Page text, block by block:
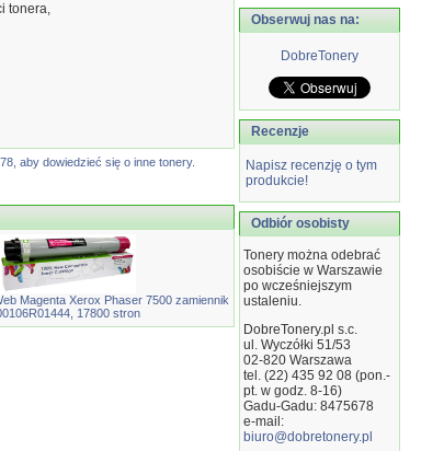
tonera,
aby dowiedzieć się o inne tonery.
Magenta Xerox Phaser 7500 zamiennik
17800 stron
Obserwuj nas na:
DobreTonery
Recenzje
Napisz recenzję o tym
produkcie!
Odbiór osobisty
Tonery można odebrać
osobiście w Warszawie
po wcześniejszym
ustaleniu.
DobreTonery.pl s.c.
ul. Wyczółki 51/53
02-820 Warszawa
tel. (22) 435 92 08 (pon.-
pt. w godz. 8-16)
Gadu-Gadu: 8475678
e-mail:
biuro@dobretonery.pl